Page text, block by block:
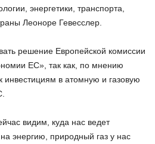
энергетики, транспорта,
Леоноре Гевесслер.
решение Европейской комиссии
ЕС», так как, по мнению
инвестициям в атомную и газовую
видим, куда нас ведет
энергию, природный газ у нас